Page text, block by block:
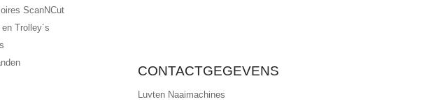
ScanNCut
Trolley´s
CONTACTGEGEVENS
Luyten Naaimachines